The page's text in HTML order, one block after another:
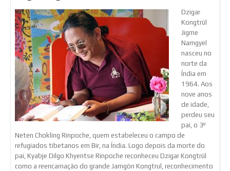
Dzigar
Kongtrül
Jigme
Namgyel
nasceu no
norte da
Índia em
1964. Aos
nove anos
de idade,
perdeu seu
pai, o 3º
Neten Chokling Rinpoche, quem estabeleceu o campo de
refugiados tibetanos em Bir, na Índia. Logo depois da morte do
pai, Kyabje Dilgo Khyentse Rinpoche reconheceu Dzigar Kongtrül
como a reencarnação do grande Jamgön Kongtrul, reconhecimento